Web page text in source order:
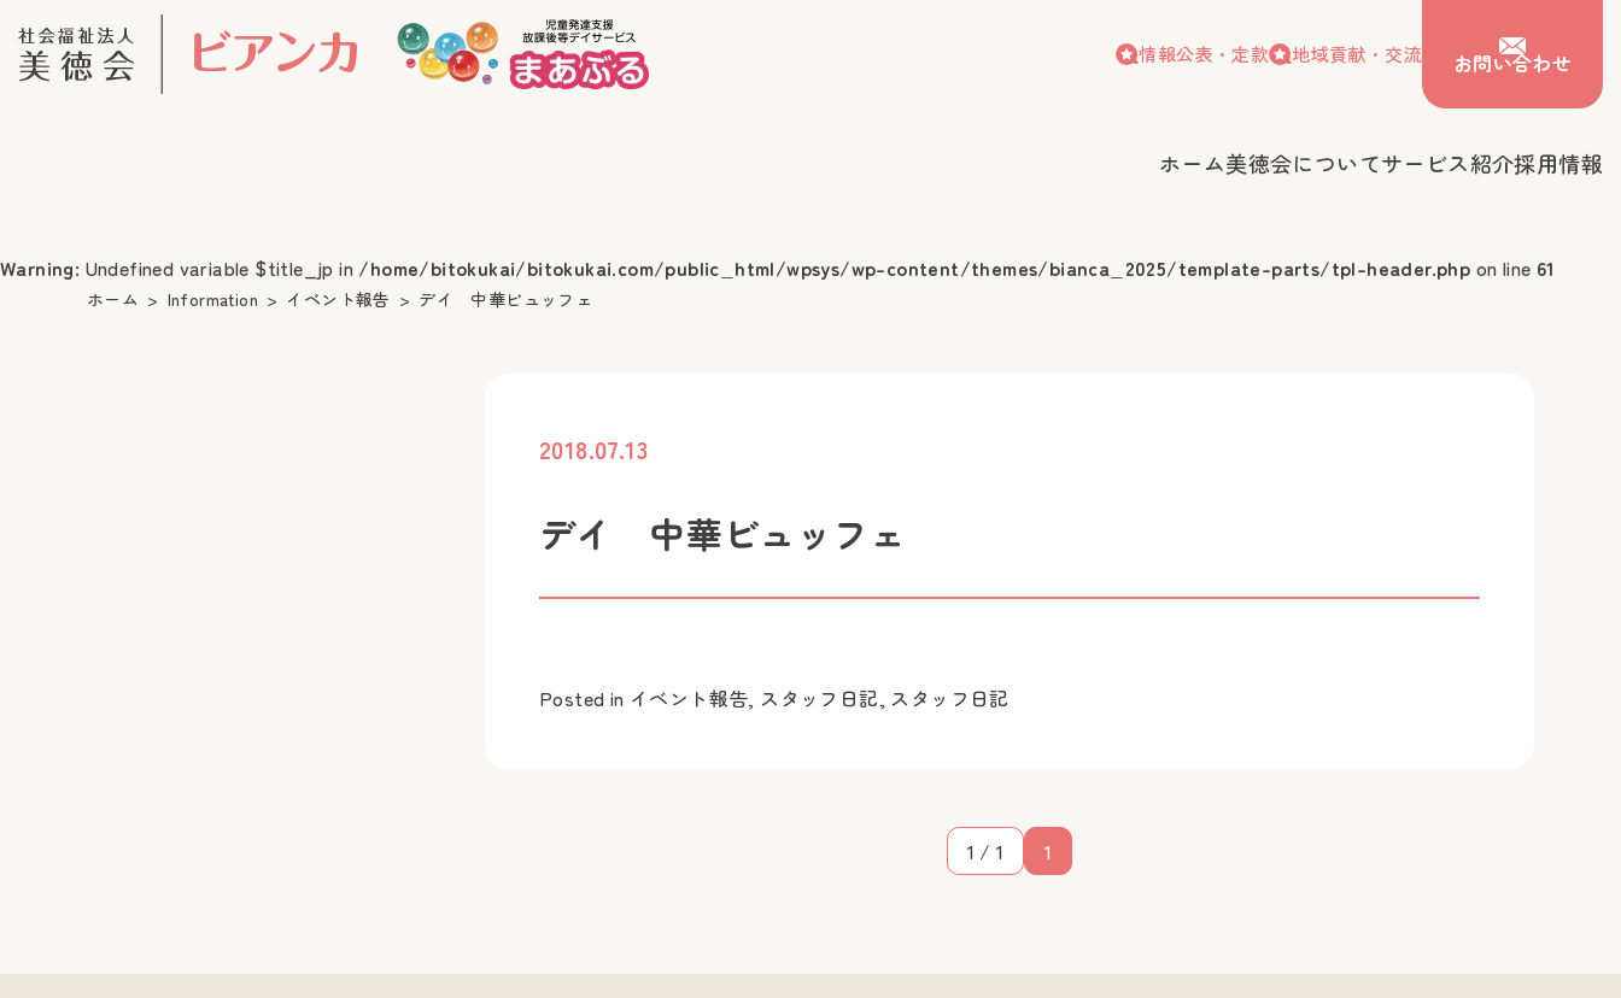
情報公表・定款 地域貢献・交流 お問い合わせ
ホーム美徳会についてサービス紹介採用情報
情報公表・定款 地域貢献・交流
Warning: Undefined variable $title_jp in /home/bitokukai/bitokukai.com/public_html/wpsys/wp-content/themes/bianca_2025/template-parts/tpl-header.php on line 61
ホーム Information イベント報告 デイ 中華ビュッフェ
2018.07.13
デイ 中華ビュッフェ
Posted in イベント報告, スタッフ日記, スタッフ日記
1 / 1 1